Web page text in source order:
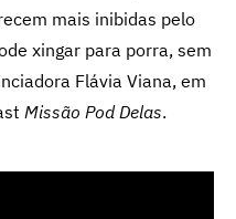
mais inibidas pelo
xingar para porra, sem
Flávia Viana, em
Missão Pod Delas.